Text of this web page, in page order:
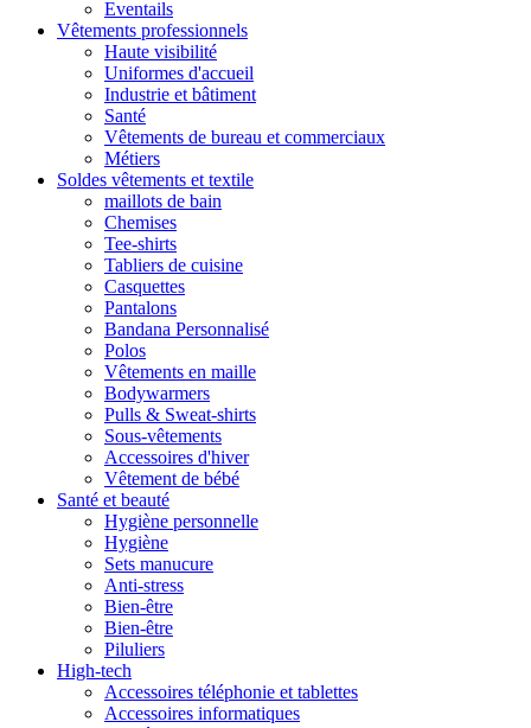
Eventails
Vêtements professionnels
Haute visibilité
Uniformes d'accueil
Industrie et bâtiment
Santé
Vêtements de bureau et commerciaux
Métiers
Soldes vêtements et textile
maillots de bain
Chemises
Tee-shirts
Tabliers de cuisine
Casquettes
Pantalons
Bandana Personnalisé
Polos
Vêtements en maille
Bodywarmers
Pulls & Sweat-shirts
Sous-vêtements
Accessoires d'hiver
Vêtement de bébé
Santé et beauté
Hygiène personnelle
Hygiène
Sets manucure
Anti-stress
Bien-être
Bien-être
Piluliers
High-tech
Accessoires téléphonie et tablettes
Accessoires informatiques